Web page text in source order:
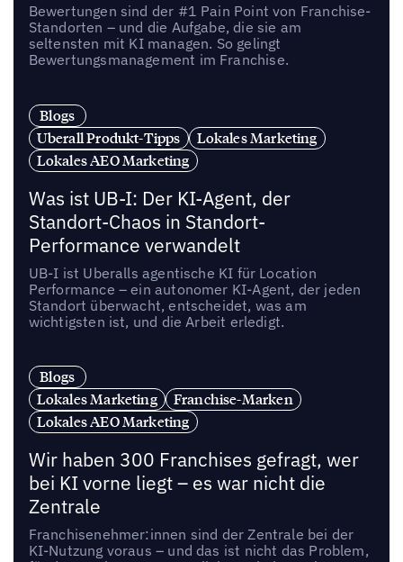
Bewertungen sind der #1 Pain Point von Franchise-
Standorten – und die Aufgabe, die sie am
seltensten mit KI managen. So gelingt
Bewertungsmanagement im Franchise.
Blogs
Uberall Produkt-Tipps
Lokales Marketing
Lokales AEO Marketing
Was ist UB-I: Der KI-Agent, der
Standort-Chaos in Standort-
Performance verwandelt
UB-I ist Uberalls agentische KI für Location
Performance – ein autonomer KI-Agent, der jeden
Standort überwacht, entscheidet, was am
wichtigsten ist, und die Arbeit erledigt.
Blogs
Lokales Marketing
Franchise-Marken
Lokales AEO Marketing
Wir haben 300 Franchises gefragt, wer
bei KI vorne liegt – es war nicht die
Zentrale
Franchisenehmer:innen sind der Zentrale bei der
KI-Nutzung voraus – und das ist nicht das Problem,